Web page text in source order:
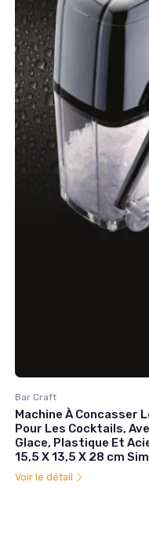
Bar Craft
Machine À Concasser
Pour Les Cocktails,
Glace, Plastique Et
15,5 X 13,5 X 28 cm
Voir le détail